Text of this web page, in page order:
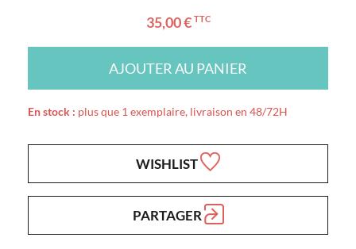
35,00 € TTC
AJOUTER AU PANIER
En stock : plus que 1 exemplaire, livraison en 48/72H
WISHLIST
PARTAGER